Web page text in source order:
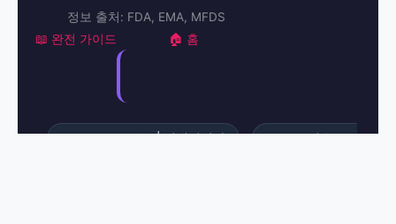
정보 출처: FDA, EMA, MFDS
📖 완전 가이드 🏠 홈
· Baseball Betting | 릴게임난다 ·
Alaves 선수 #10